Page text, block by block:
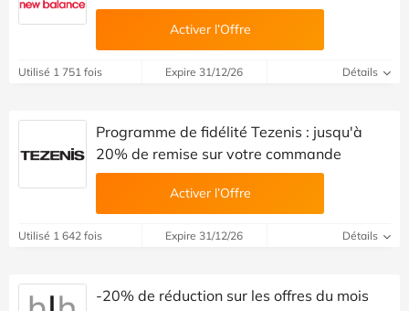
Activer l’Offre
Utilisé 1 751 fois Expire 31/12/26 Détails
Programme de fidélité Tezenis : jusqu'à
20% de remise sur votre commande
Activer l’Offre
Utilisé 1 642 fois Expire 31/12/26 Détails
-20% de réduction sur les offres du mois